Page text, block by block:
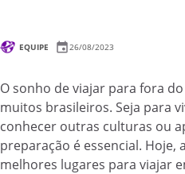
EQUIPE 26/08/2023
O sonho de viajar para fora do
muitos brasileiros. Seja para
conhecer outras culturas ou
preparação é essencial. Hoje,
melhores lugares para viajar